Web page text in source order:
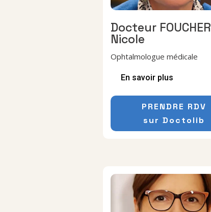
Docteur FOUCHER
Nicole
Ophtalmologue médicale
En savoir plus
PRENDRE RDV
sur Doctolib